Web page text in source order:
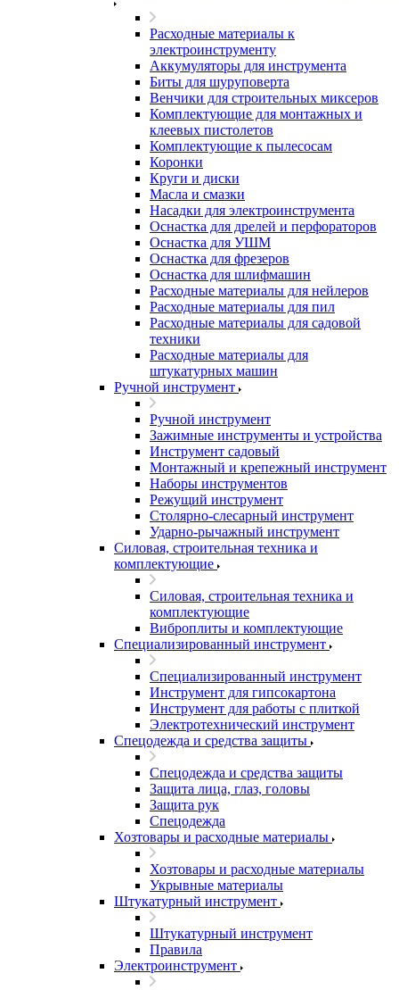
Расходные материалы к
электроинструменту
Аккумуляторы для инструмента
Биты для шуруповерта
Венчики для строительных миксеров
Комплектующие для монтажных и
клеевых пистолетов
Комплектующие к пылесосам
Коронки
Круги и диски
Масла и смазки
Насадки для электроинструмента
Оснастка для дрелей и перфораторов
Оснастка для УШМ
Оснастка для фрезеров
Оснастка для шлифмашин
Расходные материалы для нейлеров
Расходные материалы для пил
Расходные материалы для садовой
техники
Расходные материалы для
штукатурных машин
Ручной инструмент
Ручной инструмент
Зажимные инструменты и устройства
Инструмент садовый
Монтажный и крепежный инструмент
Наборы инструментов
Режущий инструмент
Столярно-слесарный инструмент
Ударно-рычажный инструмент
Силовая, строительная техника и
комплектующие
Силовая, строительная техника и
комплектующие
Виброплиты и комплектующие
Специализированный инструмент
Специализированный инструмент
Инструмент для гипсокартона
Инструмент для работы с плиткой
Электротехнический инструмент
Спецодежда и средства защиты
Спецодежда и средства защиты
Защита лица, глаз, головы
Защита рук
Спецодежда
Хозтовары и расходные материалы
Хозтовары и расходные материалы
Укрывные материалы
Штукатурный инструмент
Штукатурный инструмент
Правила
Электроинструмент